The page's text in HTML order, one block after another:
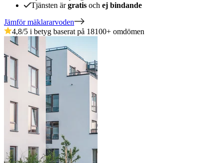
Tjänsten ärgratis och ej bindande
Jämför mäklararvoden
4,8/5 i betyg baserat på 18100+ omdömen